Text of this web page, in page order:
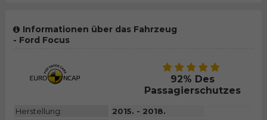
Informationen über das Fahrzeug
- Ford Focus
92% Des
Passagierschutzes
Herstellung:
2015. - 2018.